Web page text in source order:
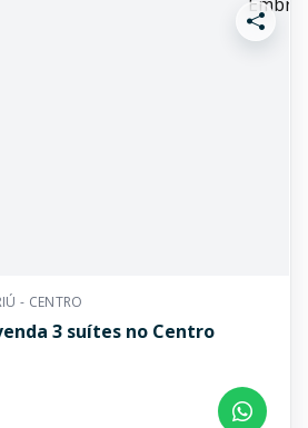
- CENTRO
3 suítes no Centro